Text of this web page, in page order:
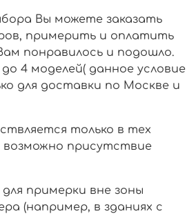
Вы можете заказать
примерить и оплатить
понравилось и подошло.
4 моделей( данное условие
для доставки по Москве и
только в тех
возможно присутствие
для примерки вне зоны
(например, в зданиях с